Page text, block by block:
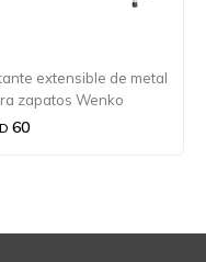
extensible de metal
zapatos Wenko
60